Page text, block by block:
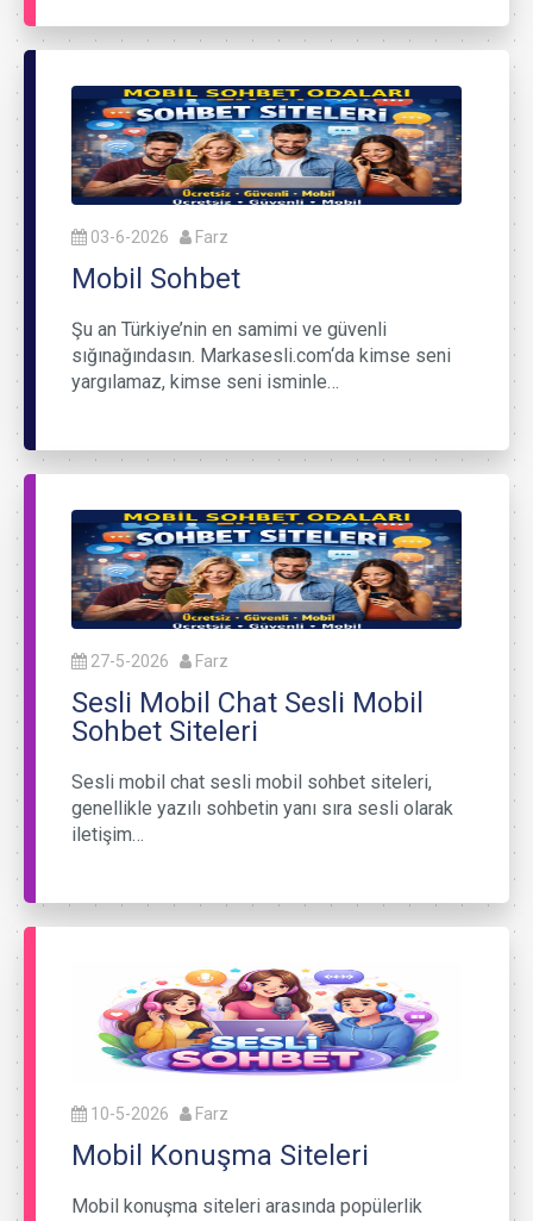
03-6-2026 Farz
Mobil Sohbet
Şu an Türkiye’nin en samimi ve güvenli
sığınağındasın. Markasesli.com‘da kimse seni
yargılamaz, kimse seni isminle…
27-5-2026 Farz
Sesli Mobil Chat Sesli Mobil
Sohbet Siteleri
Sesli mobil chat sesli mobil sohbet siteleri,
genellikle yazılı sohbetin yanı sıra sesli olarak
iletişim…
10-5-2026 Farz
Mobil Konuşma Siteleri
Mobil konuşma siteleri arasında popülerlik